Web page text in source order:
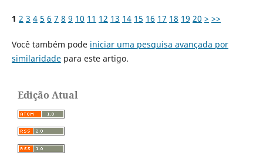
1 2 3 4 5 6 7 8 9 10 11 12 13 14 15 16 17 18 19 20 > >>
Você também pode iniciar uma pesquisa avançada por
similaridadepara este artigo.
Edição Atual